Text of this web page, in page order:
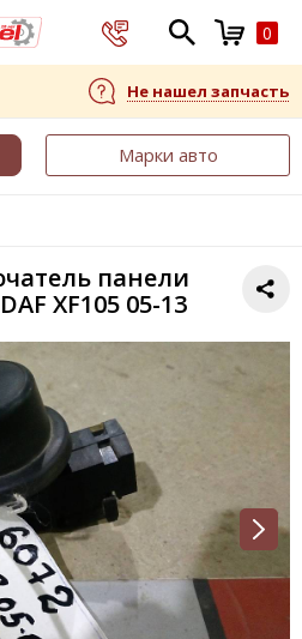
0
Не нашел запчасть
Марки авто
панели
XF105 05-13